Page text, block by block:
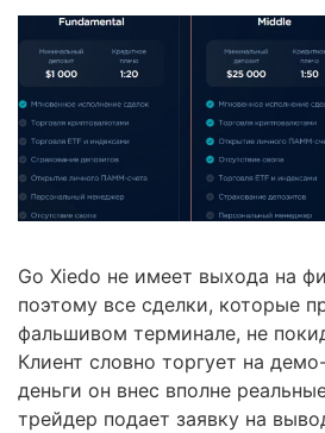
Go Xiedo не имеет выхода на
поэтому все сделки, которые
фальшивом терминале, не
Клиент словно торгует на
деньги он внес вполне
трейдер подает заявку на